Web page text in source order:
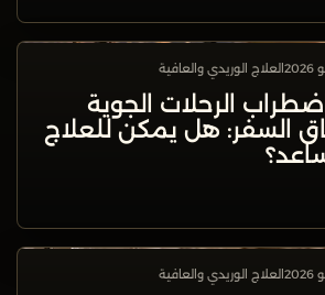
العلاج الوريدي والعافيةالعلاج الوريدي والعافية
الرحلات الجوية
السفر: هل يمكن للعلاج
العلاج الوريدي والعافيةالعلاج الوريدي والعافية